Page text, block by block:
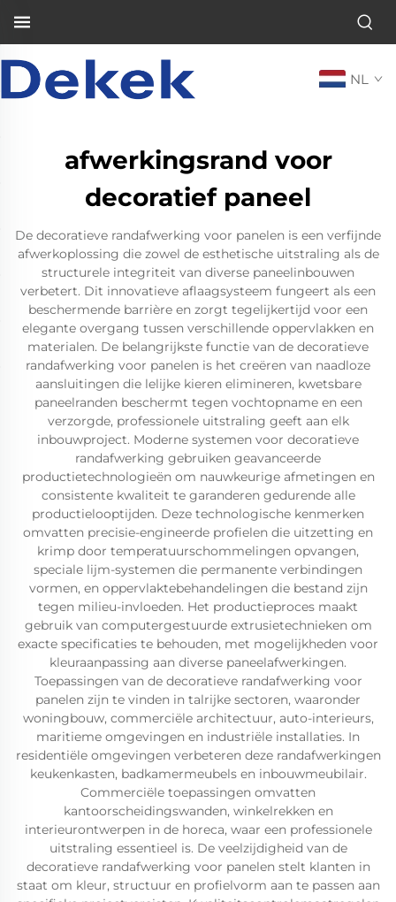
NL
afwerkingsrand voor
decoratief paneel
De decoratieve randafwerking voor panelen is een verfijnde
afwerkoplossing die zowel de esthetische uitstraling als de
structurele integriteit van diverse paneelinbouwen
verbetert. Dit innovatieve aflaagsysteem fungeert als een
beschermende barrière en zorgt tegelijkertijd voor een
elegante overgang tussen verschillende oppervlakken en
materialen. De belangrijkste functie van de decoratieve
randafwerking voor panelen is het creëren van naadloze
aansluitingen die lelijke kieren elimineren, kwetsbare
paneelranden beschermt tegen vochtopname en een
verzorgde, professionele uitstraling geeft aan elk
inbouwproject. Moderne systemen voor decoratieve
randafwerking gebruiken geavanceerde
productietechnologieën om nauwkeurige afmetingen en
consistente kwaliteit te garanderen gedurende alle
productielooptijden. Deze technologische kenmerken
omvatten precisie-engineerde profielen die uitzetting en
krimp door temperatuurschommelingen opvangen,
speciale lijm-systemen die permanente verbindingen
vormen, en oppervlaktebehandelingen die bestand zijn
tegen milieu-invloeden. Het productieproces maakt
gebruik van computergestuurde extrusietechnieken om
exacte specificaties te behouden, met mogelijkheden voor
kleuraanpassing aan diverse paneelafwerkingen.
Toepassingen van de decoratieve randafwerking voor
panelen zijn te vinden in talrijke sectoren, waaronder
woningbouw, commerciële architectuur, auto-interieurs,
maritieme omgevingen en industriële installaties. In
residentiële omgevingen verbeteren deze randafwerkingen
keukenkasten, badkamermeubels en inbouwmeubilair.
Commerciële toepassingen omvatten
kantoorscheidingswanden, winkelrekken en
interieurontwerpen in de horeca, waar een professionele
uitstraling essentieel is. De veelzijdigheid van de
decoratieve randafwerking voor panelen stelt klanten in
staat om kleur, structuur en profielvorm aan te passen aan